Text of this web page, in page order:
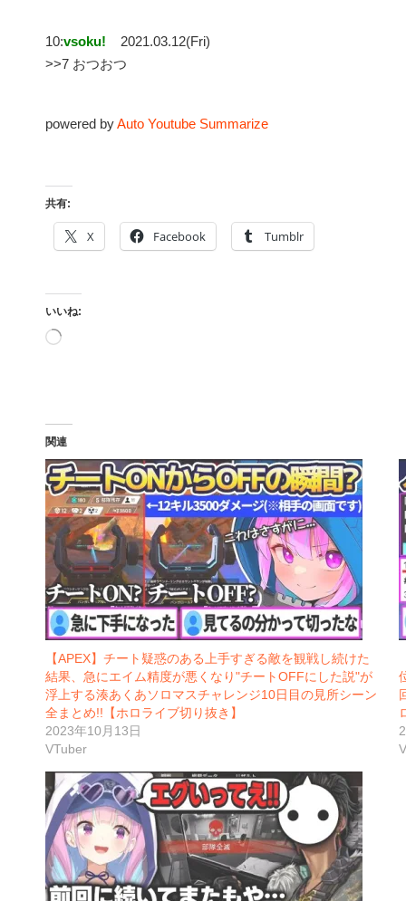
10:vsoku!
2021.03.12(Fri)
>>7 おつおつ
powered byAuto Youtube Summarize
共有:
X Facebook Tumblr
いいね:
読
関連
【APEX】チート疑惑のある上手すぎる敵を観戦し続けた
結果、急にエイム精度が悪くなり"チートOFFにした説"が
浮上する湊あくあソロマスチャレンジ10日目の見所シーン
全まとめ!!【ホロライブ切り抜き】
2023年10月13日
VTuber